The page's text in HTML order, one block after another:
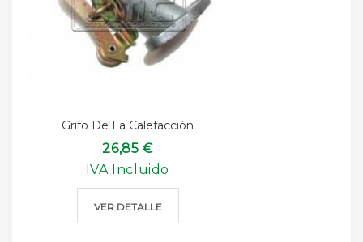
Grifo De La Calefacción
26,85 €
IVA Incluido
VER DETALLE